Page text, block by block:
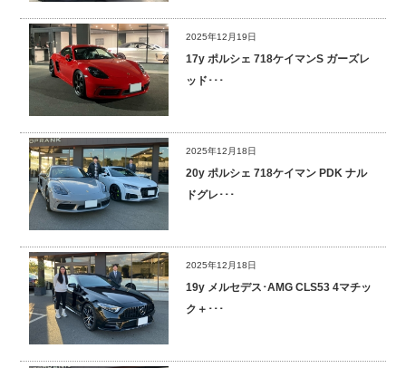
2025年12月19日
17y ポルシェ 718ケイマンS ガーズレ
ッド･･･
2025年12月18日
20y ポルシェ 718ケイマン PDK ナル
ドグレ･･･
2025年12月18日
19y メルセデス･AMG CLS53 4マチッ
ク＋･･･